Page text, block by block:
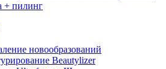
+ пилинг
новообразований
Beautylizer